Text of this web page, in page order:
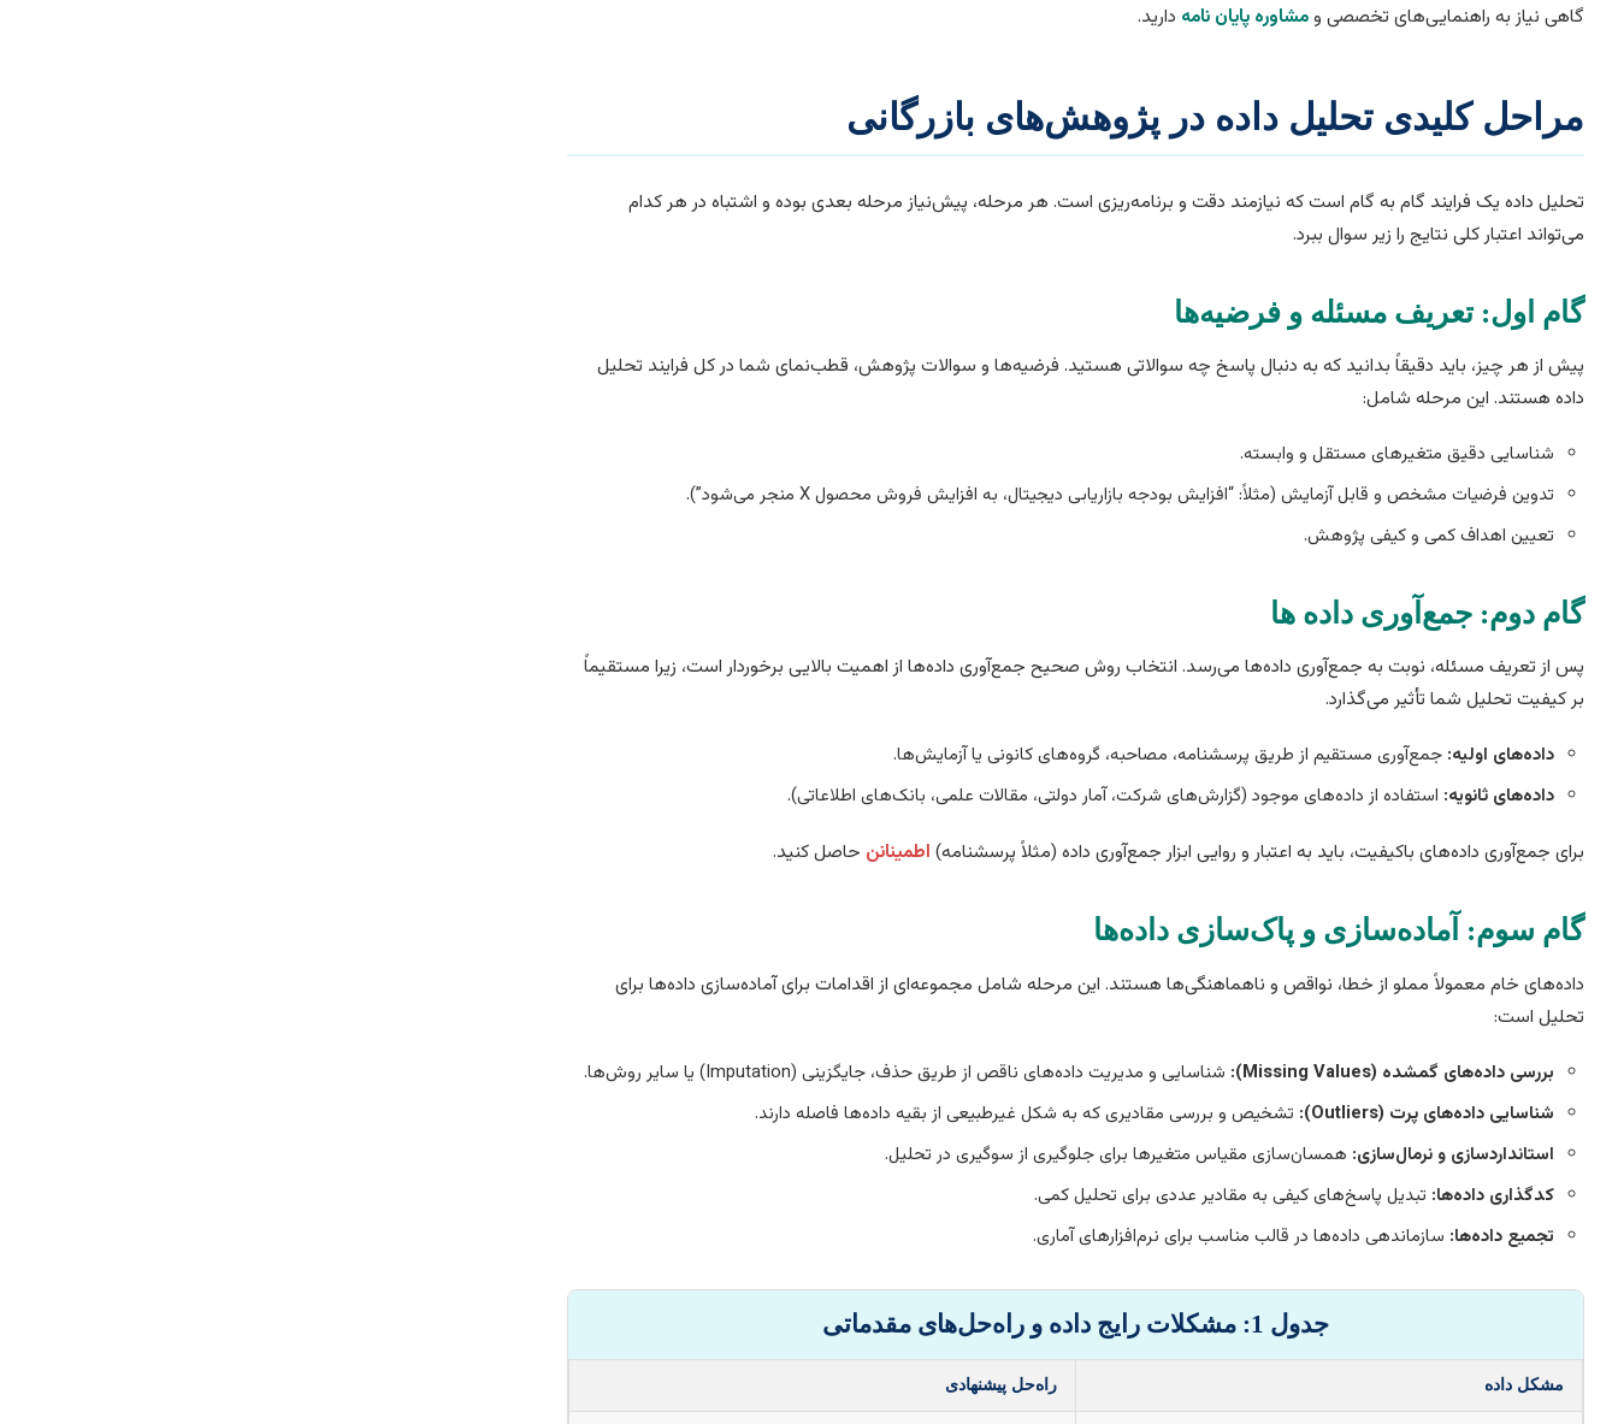
گاهی نیاز به راهنمایی‌های تخصصی ومشاوره پایان نامه دارید.
مراحل کلیدی تحلیل داده در پژوهش‌های بازرگانی
تحلیل داده یک فرایند گام به گام است که نیازمند دقت و برنامه‌ریزی است. هر مرحله، پیش‌نیاز مرحله بعدی بوده و اشتباه در هر کدام
می‌تواند اعتبار کلی نتایج را زیر سوال ببرد.
گام اول: تعریف مسئله و فرضیه‌ها
پیش از هر چیز، باید دقیقاً بدانید که به دنبال پاسخ چه سوالاتی هستید. فرضیه‌ها و سوالات پژوهش، قطب‌نمای شما در کل فرایند تحلیل
داده هستند. این مرحله شامل:
شناسایی دقیق متغیرهای مستقل و وابسته.
تدوین فرضیات مشخص و قابل آزمایش (مثلاً: “افزایش بودجه بازاریابی دیجیتال، به افزایش فروش محصول X منجر می‌شود”).
تعیین اهداف کمی و کیفی پژوهش.
گام دوم: جمع‌آوری داده ها
پس از تعریف مسئله، نوبت به جمع‌آوری داده‌ها می‌رسد. انتخاب روش صحیح جمع‌آوری داده‌ها از اهمیت بالایی برخوردار است، زیرا مستقیماً
بر کیفیت تحلیل شما تأثیر می‌گذارد.
داده‌های اولیه: جمع‌آوری مستقیم از طریق پرسشنامه، مصاحبه، گروه‌های کانونی یا آزمایش‌ها.
داده‌های ثانویه: استفاده از داده‌های موجود (گزارش‌های شرکت، آمار دولتی، مقالات علمی، بانک‌های اطلاعاتی).
برای جمع‌آوری داده‌های باکیفیت، باید به اعتبار و روایی ابزار جمع‌آوری داده (مثلاً پرسشنامه) اطمینانن حاصل کنید.
گام سوم: آماده‌سازی و پاک‌سازی داده‌ها
داده‌های خام معمولاً مملو از خطا، نواقص و ناهماهنگی‌ها هستند. این مرحله شامل مجموعه‌ای از اقدامات برای آماده‌سازی داده‌ها برای
تحلیل است:
بررسی داده‌های گمشده (Missing Values):
شناسایی و مدیریت داده‌های ناقص از طریق حذف، جایگزینی (Imputation) یا سایر روش‌ها.
شناسایی داده‌های پرت (Outliers):
تشخیص و بررسی مقادیری که به شکل غیرطبیعی از بقیه داده‌ها فاصله دارند.
استانداردسازی و نرمال‌سازی: همسان‌سازی مقیاس متغیرها برای جلوگیری از سوگیری در تحلیل.
کدگذاری داده‌ها: تبدیل پاسخ‌های کیفی به مقادیر عددی برای تحلیل کمی.
تجمیع داده‌ها: سازماندهی داده‌ها در قالب مناسب برای نرم‌افزارهای آماری.
جدول 1: مشکلات رایج داده و راه‌حل‌های مقدماتی
مشکل داده راه‌حل پیشنهادی